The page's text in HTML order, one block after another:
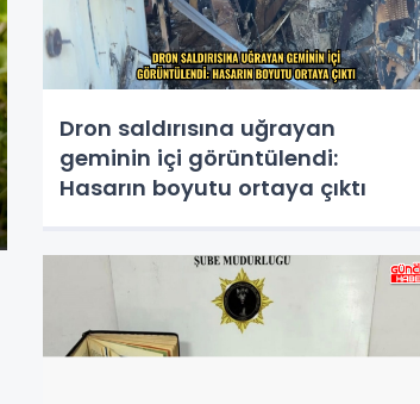
Dron saldırısına uğrayan
geminin içi görüntülendi:
Hasarın boyutu ortaya çıktı